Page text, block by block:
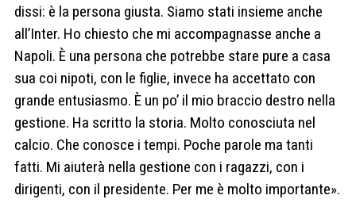
dissi: è la persona giusta. Siamo stati insieme anche
all’Inter. Ho chiesto che mi accompagnasse anche a
Napoli. È una persona che potrebbe stare pure a casa
sua coi nipoti, con le figlie, invece ha accettato con
grande entusiasmo. È un po’ il mio braccio destro nella
gestione. Ha scritto la storia. Molto conosciuta nel
calcio. Che conosce i tempi. Poche parole ma tanti
fatti. Mi aiuterà nella gestione con i ragazzi, con i
dirigenti, con il presidente. Per me è molto importante».